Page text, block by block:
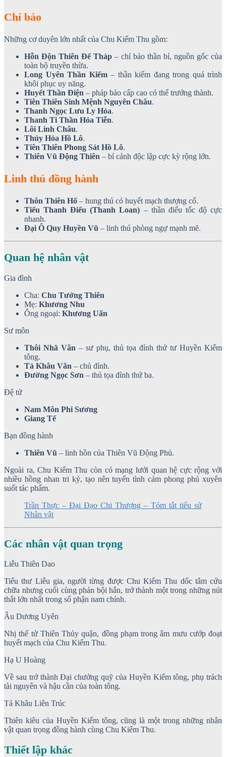
Chí bảo
Những cơ duyên lớn nhất của Chu Kiếm Thu gồm:
Hỗn Độn Thiên Đế Tháp – chí bảo thần bí, nguồn gốc của
toàn bộ truyền thừa.
Long Uyên Thần Kiếm– thần kiếm đang trong quá trình
khôi phục uy năng.
Huyết Thần Điện – pháp bảo cấp cao có thể trưởng thành.
Tiên Thiên Sinh Mệnh Nguyên Châu.
Thanh Ngọc Lưu Ly Hỏa.
Thanh Ti Thần Hỏa Tiễn.
Lôi Linh Châu.
Thủy Hỏa Hồ Lô.
Tiên Thiên Phong Sát Hồ Lô.
Thiên Vũ Động Thiên – bí cảnh độc lập cực kỳ rộng lớn.
Linh thú đồng hành
Thôn Thiên Hổ – hung thú có huyết mạch thượng cổ.
Tiểu Thanh Điểu (Thanh Loan) – thần điểu tốc độ cực
nhanh.
Đại Ô Quy Huyền Vũ – linh thú phòng ngự mạnh mẽ.
Quan hệ nhân vật
Gia đình
Cha: Chu Tướng Thiên
Mẹ: Khương Nhu
Ông ngoại: Khương Uẩn
Sư môn
Thôi Nhã Vân – sư phụ, thủ tọa đỉnh thứ tư Huyền Kiếm
tông.
Tả Khâu Văn – chủ đỉnh.
Đường Ngọc Sơn – thủ tọa đỉnh thứ ba.
Đệ tử
Nam Môn Phi Sương
Giang Tế
Bạn đồng hành
Thiên Vũ – linh hồn của Thiên Vũ Động Phủ.
Ngoài ra, Chu Kiếm Thu còn có mạng lưới quan hệ cực rộng với
nhiều hồng nhan tri kỷ, tạo nên tuyến tình cảm phong phú xuyên
suốt tác phẩm.
Trần Thực – Đại Đạo Chi Thượng – Tóm tắt tiểu sử
Nhân vật
Các nhân vật quan trọng
Liễu Thiên Dao
Tiểu thư Liễu gia, người từng được Chu Kiếm Thu dốc tâm cứu
chữa nhưng cuối cùng phản bội hắn, trở thành một trong những nút
thắt lớn nhất trong số phận nam chính.
Âu Dương Uyên
Nhị thế tử Thiên Thủy quận, đồng phạm trong âm mưu cướp đoạt
huyết mạch của Chu Kiếm Thu.
Hạ U Hoàng
Về sau trở thành Đại chưởng quỹ của Huyền Kiếm tông, phụ trách
tài nguyên và hậu cần của toàn tông.
Tả Khâu Liên Trúc
Thiên kiêu của Huyền Kiếm tông, cũng là một trong những nhân
vật quan trọng đồng hành cùng Chu Kiếm Thu.
Thiết lập khác